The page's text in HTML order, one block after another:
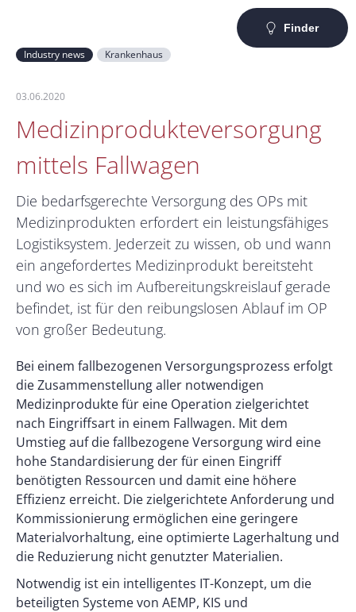
Finder
Industry news Krankenhaus
03.06.2020
Medizinprodukteversorgung
mittels Fallwagen
Die bedarfsgerechte Versorgung des OPs mit
Medizinprodukten erfordert ein leistungsfähiges
Logistiksystem. Jederzeit zu wissen, ob und wann
ein angefordertes Medizinprodukt bereitsteht
und wo es sich im Aufbereitungskreislauf gerade
befindet, ist für den reibungslosen Ablauf im OP
von großer Bedeutung.
Bei einem fallbezogenen Versorgungsprozess erfolgt
die Zusammenstellung aller notwendigen
Medizinprodukte für eine Operation zielgerichtet
nach Eingriffsart in einem Fallwagen. Mit dem
Umstieg auf die fallbezogene Versorgung wird eine
hohe Standardisierung der für einen Eingriff
benötigten Ressourcen und damit eine höhere
Effizienz erreicht. Die zielgerichtete Anforderung und
Kommissionierung ermöglichen eine geringere
Materialvorhaltung, eine optimierte Lagerhaltung und
die Reduzierung nicht genutzter Materialien.
Notwendig ist ein intelligentes IT-Konzept, um die
beteiligten Systeme von AEMP, KIS und